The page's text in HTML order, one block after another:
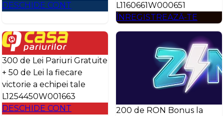
DESCHIDE CONT
L1160661W000651
ÎNREGISTREAZĂ-TE
300 de Lei Pariuri Gratuite
+ 50 de Lei la fiecare
victorie a echipei tale
L1254450W001663
DESCHIDE CONT
200 de RON Bonus la